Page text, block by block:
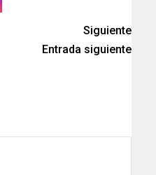
Siguiente
Entrada siguiente